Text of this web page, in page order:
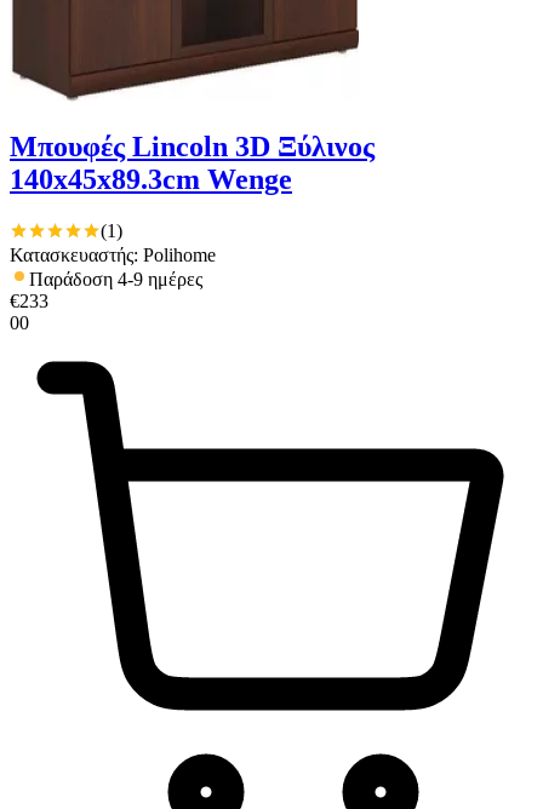
Μπουφές Lincoln 3D Ξύλινος
140x45x89.3cm Wenge
(1)
Κατασκευαστής: Polihome
Παράδοση 4-9 ημέρες
€233
00